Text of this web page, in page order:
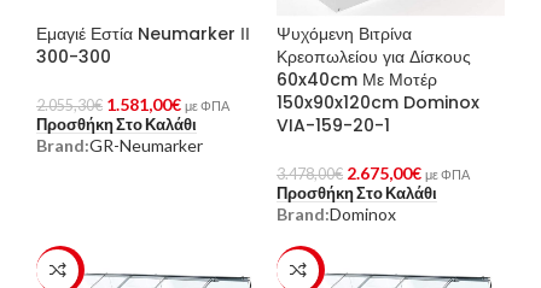
Εμαγιέ Εστία Neumarker ΙΙ
300-300
2.055,30€ 1.581,00€ με ΦΠΑ
Προσθήκη Στο Καλάθι
Brand:GR-Neumarker
Ψυχόμενη Βιτρίνα
Κρεοπωλείου για Δίσκους
60x40cm Με Μοτέρ
150x90x120cm Dominox
VIA-159-20-1
3.478,00€ 2.675,00€ με ΦΠΑ
Προσθήκη Στο Καλάθι
Brand:Dominox
-23% -23%